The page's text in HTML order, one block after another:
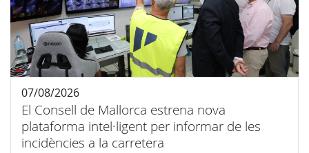
El Consell de Mallorca estrena nova
plataforma intel·ligent per informar de les
incidències a la carretera
07/08/2026